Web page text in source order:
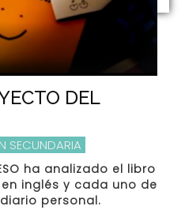
DEL
SECUNDARIA
ha analizado el libro
inglés y cada uno de
personal.